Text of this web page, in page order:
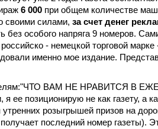
6 000 при общем количестве
своими силами, за счет денег
без особого напряга 9 номеров.
- немецкой торговой
именно мое издание.
ВАМ НЕ НРАВИТСЯ В
я ее позиционирую не как газету, а
розыгрышей призов на
последний номер газеты).